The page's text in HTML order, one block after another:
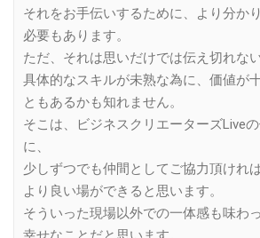
それをお手伝いするために、より分か
必要もあります。
ただ、それは思いだけでは伝え切れな
具体的なスキルが未熟な為に、価値が
ともあるかも知れません。
そこは、ビジネスクリエーターズLive
に、
少しずつでも仲間としてご協力頂けれ
より良い場ができると思います。
そういった現場以外での一体感も味わ